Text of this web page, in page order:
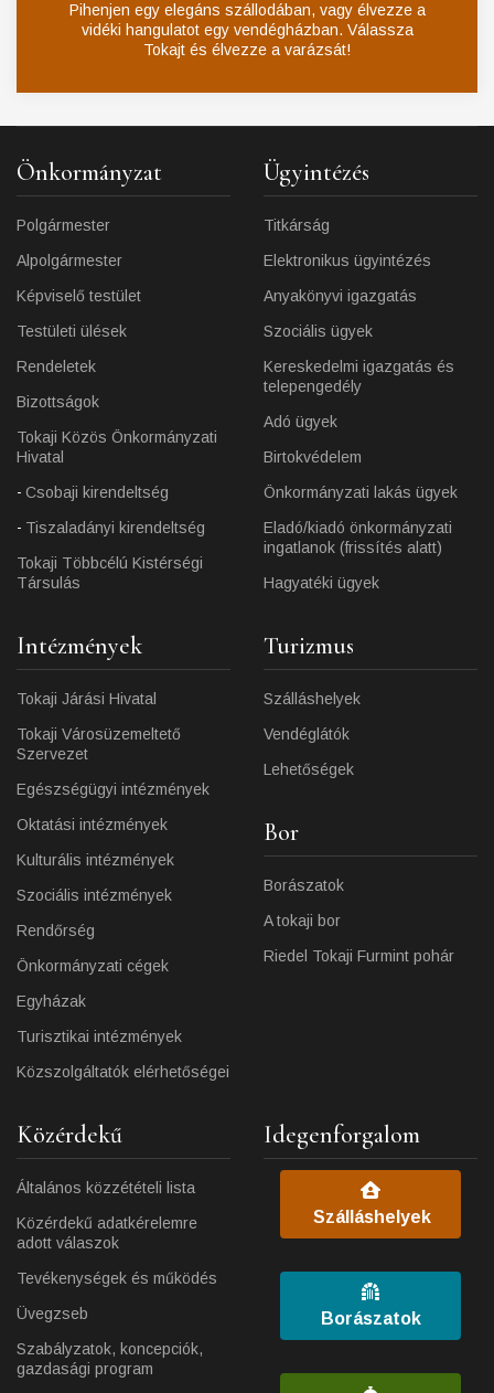
Pihenjen egy elegáns szállodában, vagy élvezze a
vidéki hangulatot egy vendégházban. Válassza
Tokajt és élvezze a varázsát!
Önkormányzat
Polgármester
Alpolgármester
Képviselő testület
Testületi ülések
Rendeletek
Bizottságok
Tokaji Közös Önkormányzati
Hivatal
Csobaji kirendeltség
Tiszaladányi kirendeltség
Tokaji Többcélú Kistérségi
Társulás
Ügyintézés
Titkárság
Elektronikus ügyintézés
Anyakönyvi igazgatás
Szociális ügyek
Kereskedelmi igazgatás és
telepengedély
Adó ügyek
Birtokvédelem
Önkormányzati lakás ügyek
Eladó/kiadó önkormányzati
ingatlanok (frissítés alatt)
Hagyatéki ügyek
Intézmények
Tokaji Járási Hivatal
Tokaji Városüzemeltető
Szervezet
Egészségügyi intézmények
Oktatási intézmények
Kulturális intézmények
Szociális intézmények
Rendőrség
Önkormányzati cégek
Egyházak
Turisztikai intézmények
Közszolgáltatók elérhetőségei
Turizmus
Szálláshelyek
Vendéglátók
Lehetőségek
Bor
Borászatok
A tokaji bor
Riedel Tokaji Furmint pohár
Közérdekű
Általános közzétételi lista
Közérdekű adatkérelemre
adott válaszok
Tevékenységek és működés
Üvegzseb
Szabályzatok, koncepciók,
gazdasági program
Idegenforgalom
Szálláshelyek
Borászatok